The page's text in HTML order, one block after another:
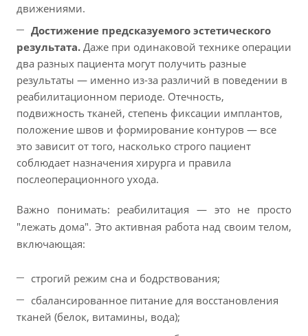
движениями.
Достижение предсказуемого эстетического
результата. Даже при одинаковой технике операции
два разных пациента могут получить разные
результаты — именно из-за различий в поведении в
реабилитационном периоде. Отечность,
подвижность тканей, степень фиксации имплантов,
положение швов и формирование контуров — все
это зависит от того, насколько строго пациент
соблюдает назначения хирурга и правила
послеоперационного ухода.
Важно понимать: реабилитация — это не просто
"лежать дома". Это активная работа над своим телом,
включающая:
строгий режим сна и бодрствования;
сбалансированное питание для восстановления
тканей (белок, витамины, вода);